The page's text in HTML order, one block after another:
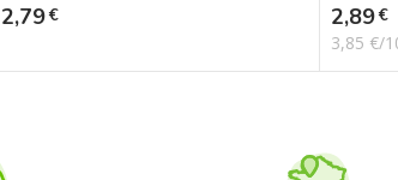
Prix
2,79€ Prix
2,89€
3,85 €/